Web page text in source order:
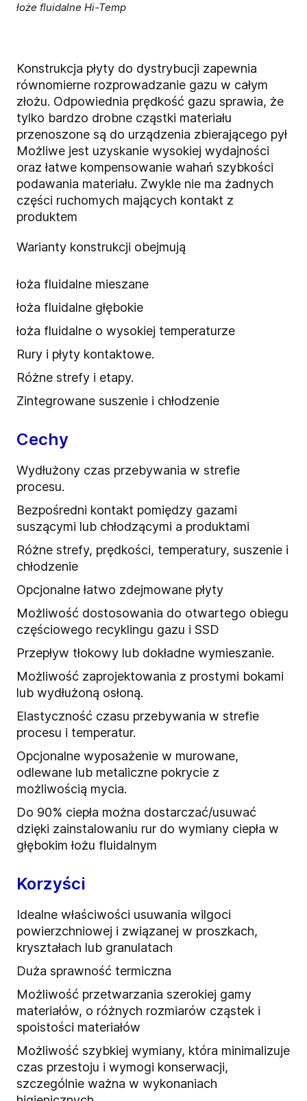
łoże fluidalne Hi-Temp
Konstrukcja płyty do dystrybucji zapewnia
równomierne rozprowadzanie gazu w całym
złożu. Odpowiednia prędkość gazu sprawia, że
tylko bardzo drobne cząstki materiału
przenoszone są do urządzenia zbierającego pył
Możliwe jest uzyskanie wysokiej wydajności
oraz łatwe kompensowanie wahań szybkości
podawania materiału. Zwykle nie ma żadnych
części ruchomych mających kontakt z
produktem
Warianty konstrukcji obejmują
łoża fluidalne mieszane
łoża fluidalne głębokie
łoża fluidalne o wysokiej temperaturze
Rury i płyty kontaktowe.
Różne strefy i etapy.
Zintegrowane suszenie i chłodzenie
Cechy
Wydłużony czas przebywania w strefie
procesu.
Bezpośredni kontakt pomiędzy gazami
suszącymi lub chłodzącymi a produktami
Różne strefy, prędkości, temperatury, suszenie i
chłodzenie
Opcjonalne łatwo zdejmowane płyty
Możliwość dostosowania do otwartego obiegu
częściowego recyklingu gazu i SSD
Przepływ tłokowy lub dokładne wymieszanie.
Możliwość zaprojektowania z prostymi bokami
lub wydłużoną osłoną.
Elastyczność czasu przebywania w strefie
procesu i temperatur.
Opcjonalne wyposażenie w murowane,
odlewane lub metaliczne pokrycie z
możliwością mycia.
Do 90% ciepła można dostarczać/usuwać
dzięki zainstalowaniu rur do wymiany ciepła w
głębokim łożu fluidalnym
Korzyści
Idealne właściwości usuwania wilgoci
powierzchniowej i związanej w proszkach,
kryształach lub granulatach
Duża sprawność termiczna
Możliwość przetwarzania szerokiej gamy
materiałów, o różnych rozmiarów cząstek i
spoistości materiałów
Możliwość szybkiej wymiany, która minimalizuje
czas przestoju i wymogi konserwacji,
szczególnie ważna w wykonaniach